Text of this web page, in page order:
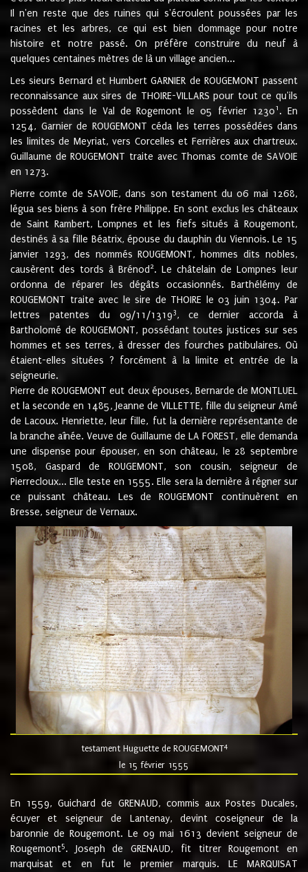
Il n'en reste que des ruines qui s'écroulent poussées par les
racines et les arbres, ce qui est bien dommage pour notre
histoire et notre passé. On préfère construire du neuf à
quelques centaines mètres de là un village ancien...
Les sieurs Bernard et Humbert GARNIER de ROUGEMONT passent
reconnaissance aux sires de THOIRE-VILLARS pour tout ce qu'ils
possèdent dans le Val de Rogemont le 05 février 12301 . En
1254, Garnier de ROUGEMONT céda les terres possédées dans
les limites de Meyriat, vers Corcelles et Ferrières aux chartreux.
Guillaume de ROUGEMONT traite avec Thomas comte de SAVOIE
en 1273.
Pierre comte de SAVOIE, dans son testament du 06 mai 1268,
légua ses biens à son frère Philippe. En sont exclus les châteaux
de Saint Rambert, Lompnes et les fiefs situés à Rougemont,
destinés à sa fille Béatrix, épouse du dauphin du Viennois. Le 15
janvier 1293, des nommés ROUGEMONT, hommes dits nobles,
causèrent des tords à Brénod 2. Le châtelain de Lompnes leur
ordonna de réparer les dégâts occasionnés. Barthélémy de
ROUGEMONT traite avec le sire de THOIRE le 03 juin 1304. Par
lettres patentes du 09/11/13193, ce dernier accorda à
Bartholomé de ROUGEMONT, possédant toutes justices sur ses
hommes et ses terres, à dresser des fourches patibulaires. Où
étaient-elles situées ? forcément à la limite et entrée de la
seigneurie.
Pierre de ROUGEMONT eut deux épouses, Bernarde de MONTLUEL
et la seconde en 1485, Jeanne de VILLETTE, fille du seigneur Amé
de Lacoux. Henriette, leur fille, fut la dernière représentante de
la branche aînée. Veuve de Guillaume de LA FOREST, elle demanda
une dispense pour épouser, en son château, le 28 septembre
1508, Gaspard de ROUGEMONT, son cousin, seigneur de
Pierrecloux... Elle teste en 1555. Elle sera la dernière à régner sur
ce puissant château. Les de ROUGEMONT continuèrent en
Bresse, seigneur de Vernaux.
testament Huguette de ROUGEMONT4
le 15 février 1555
En 1559, Guichard de GRENAUD, commis aux Postes Ducales,
écuyer et seigneur de Lantenay, devint coseigneur de la
baronnie de Rougemont. Le 09 mai 1613 devient seigneur de
Rougemont5. Joseph de GRENAUD, fit titrer Rougemont en
marquisat et en fut le premier marquis. LE MARQUISAT